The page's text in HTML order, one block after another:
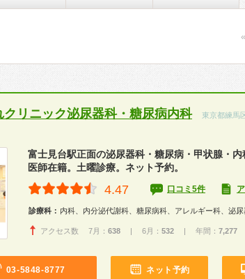
リニック泌尿器科・糖尿病内科 東京都練馬
富士見台駅正面の泌尿器科・糖尿病・甲状腺・
医師在籍。土曜診療。ネット予約。
4.47 口コミ5件
診療科： 内科、内分泌代謝科、糖尿病科、アレルギー科、泌
アクセス数 7月： 638 | 6月： 532 | 年間： 7,277
03-5848-8777 ネット予約